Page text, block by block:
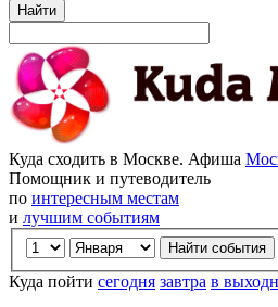
Найти
Куда сходить в Москве. Афиша
Помощник и путеводитель
по интересным местам
и лучшим событиям
Куда пойти сегодня завтра в